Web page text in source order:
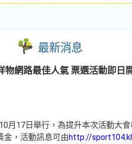
最新消息
網路最佳人氣 票選活動即日
月17日舉行，為提升本次活動大
金，活動訊息可由http://